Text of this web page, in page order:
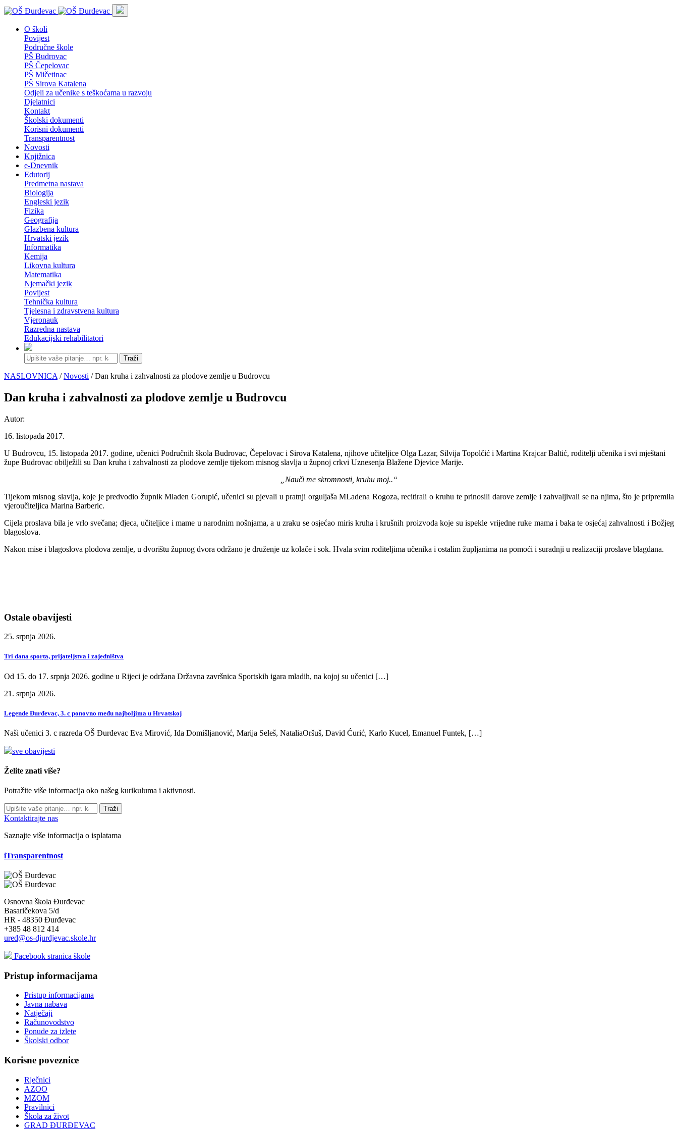
O školi
Povijest
Područne škole
PŠ Budrovac
PŠ Čepelovac
PŠ Mičetinac
PŠ Sirova Katalena
Odjeli za učenike s teškoćama u razvoju
Djelatnici
Kontakt
Školski dokumenti
Korisni dokumenti
Transparentnost
Novosti
Knjižnica
e-Dnevnik
Edutorij
Predmetna nastava
Biologija
Engleski jezik
Fizika
Geografija
Glazbena kultura
Hrvatski jezik
Informatika
Kemija
Likovna kultura
Matematika
Njemački jezik
Povijest
Tehnička kultura
Tjelesna i zdravstvena kultura
Vjeronauk
Razredna nastava
Edukacijski rehabilitatori
Traži
NASLOVNICA /Novosti / Dan kruha i zahvalnosti za plodove zemlje u Budrovcu
Dan kruha i zahvalnosti za plodove zemlje u Budrovcu
Autor:
16. listopada 2017.
U Budrovcu, 15. listopada 2017. godine, učenici Područnih škola Budrovac, Čepelovac i Sirova Katalena, njihove učiteljice Olga Lazar, Silvija Topolčić i Martina Krajcar Baltić, roditelji učenika i svi mještani
župe Budrovac obilježili su Dan kruha i zahvalnosti za plodove zemlje tijekom misnog slavlja u župnoj crkvi Uznesenja Blažene Djevice Marije.
„Nauči me skromnosti, kruhu moj..“
Tijekom misnog slavlja, koje je predvodio župnik Mladen Gorupić, učenici su pjevali u pratnji orguljaša MLadena Rogoza, recitirali o kruhu te prinosili darove zemlje i zahvaljivali se na njima, što je pripremila
vjeroučiteljica Marina Barberic.
Cijela proslava bila je vrlo svečana; djeca, učiteljice i mame u narodnim nošnjama, a u zraku se osjećao miris kruha i krušnih proizvoda koje su ispekle vrijedne ruke mama i baka te osjećaj zahvalnosti i Božjeg
blagoslova.
Nakon mise i blagoslova plodova zemlje, u dvorištu župnog dvora održano je druženje uz kolače i sok. Hvala svim roditeljima učenika i ostalim župljanima na pomoći i suradnji u realizaciji proslave blagdana.
Ostale obavijesti
25. srpnja 2026.
Tri dana sporta, prijateljstva i zajedništva
Od 15. do 17. srpnja 2026. godine u Rijeci je održana Državna završnica Sportskih igara mladih, na kojoj su učenici […]
21. srpnja 2026.
Legende Đurđevac, 3. c ponovno među najboljima u Hrvatskoj
Naši učenici 3. c razreda OŠ Đurđevac Eva Mirović, Ida Domišljanović, Marija Seleš, NataliaOršuš, David Ćurić, Karlo Kucel, Emanuel Funtek, […]
sve obavijesti
Želite znati više?
Potražite više informacija oko našeg kurikuluma i aktivnosti.
Traži
Kontaktirajte nas
Saznajte više informacija o isplatama
iTransparentnost
Osnovna škola Đurđevac
Basaričekova 5/d
HR - 48350 Đurđevac
+385 48 812 414
ured@os-djurdjevac.skole.hr
Facebook stranica škole
Pristup informacijama
Pristup informacijama
Javna nabava
Natječaji
Računovodstvo
Ponude za izlete
Školski odbor
Korisne poveznice
Rječnici
AZOO
MZOM
Pravilnici
Škola za život
GRAD ĐURĐEVAC